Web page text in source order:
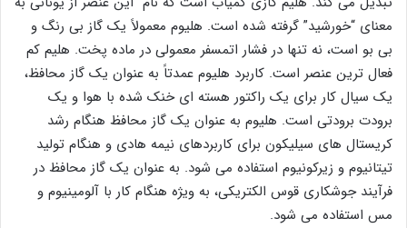
معنای “خورشید” گرفته شده است. هلیوم معمولاً یک گاز بی رنگ و
بی بو است، نه تنها در فشار اتمسفر معمولی در ماده پخت. هلیم کم
فعال ترین عنصر است. کاربرد هلیوم عمدتاً به عنوان یک گاز محافظ،
یک سیال کار برای یک راکتور هسته ای خنک شده با هوا و یک
برودت برودتی است. هلیوم به عنوان یک گاز محافظ هنگام رشد
کریستال های سیلیکون برای کاربردهای نیمه هادی و هنگام تولید
تیتانیوم و زیرکونیوم استفاده می شود. به عنوان یک گاز محافظ در
فرآیند جوشکاری قوس الکتریکی، به ویژه هنگام کار با آلومینیوم و
مس استفاده می شود.